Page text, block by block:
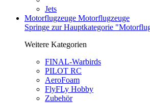
Jets
Motorflugzeuge Motorflugzeuge
Springe zur Hauptkategorie
Weitere Kategorien
FINAL-Warbirds
PILOT RC
AeroFoam
FlyFLy Hobby
Zubehör